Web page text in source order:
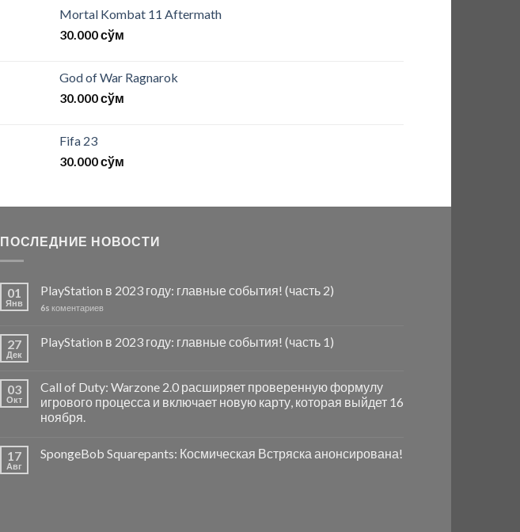
Mortal Kombat 11 Aftermath
30.000сўм
God of War Ragnarok
30.000сўм
Fifa 23
30.000сўм
ПОСЛЕДНИЕ НОВОСТИ
01
Янв
PlayStation в 2023 году: главные события! (часть 2)
6s коментариев
27
Дек
PlayStation в 2023 году: главные события! (часть 1)
03
Окт
Call of Duty: Warzone 2.0 расширяет проверенную формулу
игрового процесса и включает новую карту, которая выйдет 16
ноября.
17
Авг
SpongeBob Squarepants: Космическая Встряска анонсирована!